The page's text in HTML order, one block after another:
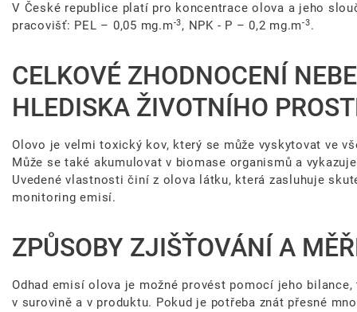
V České republice platí pro koncentrace olova a jeho
pracovišť: PEL – 0,05 mg.m-3, NPK - P – 0,2 mg.m-3.
CELKOVÉ ZHODNOCENÍ
HLEDISKA ŽIVOTNÍHO
Olovo je velmi toxický kov, který se může vyskytovat ve
Může se také akumulovat v biomase organismů a
Uvedené vlastnosti činí z olova látku, která zasluhuje
monitoring emisí.
ZPŮSOBY ZJIŠŤOVÁNÍ A
Odhad emisí olova je možné provést pomocí jeho
v surovině a v produktu. Pokud je potřeba znát přesné